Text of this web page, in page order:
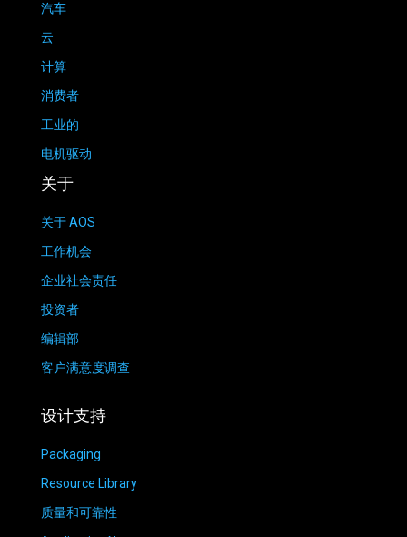
汽车
云
计算
消费者
工业的
电机驱动
关于
关于 AOS
工作机会
企业社会责任
投资者
编辑部
客户满意度调查
设计支持
Packaging
Resource Library
质量和可靠性